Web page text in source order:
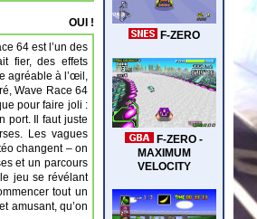
OUI !
64 est l’un des
fier, des effets
agréable à l’œil,
Wave Race 64
pour faire joli :
port. Il faut juste
Les vagues
changent – on
et un parcours
jeu se révélant
tout un
amusant, qu’on